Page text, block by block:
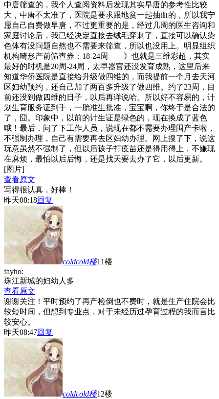
中唐筛查的，我个人查阅资料后发现其实早唐的参考性比较
大，中唐不太准了，医院是要求跟地贫一起抽血的，所以我宁
愿自己自费做早唐，不过更重要的是，经过几周的医生咨询和
家庭讨论后，我已经决定直接去绒毛穿刺了，直接可以确认染
色体有没问题自然也不需要来筛查，所以也没用上。明显组织
机构畸形产前筛查券：18-24周——》也就是三维彩超，其实
最好的时机是20周-24周，太早器官还没发育成熟，这里后来
知道华侨医院是直接给升级做四维的，而我提前一个月去天河
区妇幼预约，还自己加了两百多升级了做四维。约了23周，目
前还没到做四维的日子，以后再详说哈。所以好不容易的，计
划生育服务证到手，一胎准生批准，宝宝啊，你终于是合法的
了，囧。印象中，以前的计生证是绿色的，现在换成了蓝色
哦！最后，问了下工作人员，说现在都不需要办理围产卡啦，
不强制办理，自己有需要再去区妇幼办理。网上搜了下，说这
玩意虽然不强制了，但以后孩子打疫苗还是得用得上，不嫌现
在麻烦，最怕以后后悔，还是找天要去办了它，以后更新。
[图片]
查看原文
写得很认真，好棒！
昨天08:18回复
coldcold楼11楼
fayho:
珠江新城的妇幼人多
查看原文
谢谢关注！平时预约了再产检倒也不费时，就是生产住院会比
较短时间，但想到专业点，对于未经历过孕育过程的我而言比
较安心。
昨天08:47回复
coldcold楼12楼